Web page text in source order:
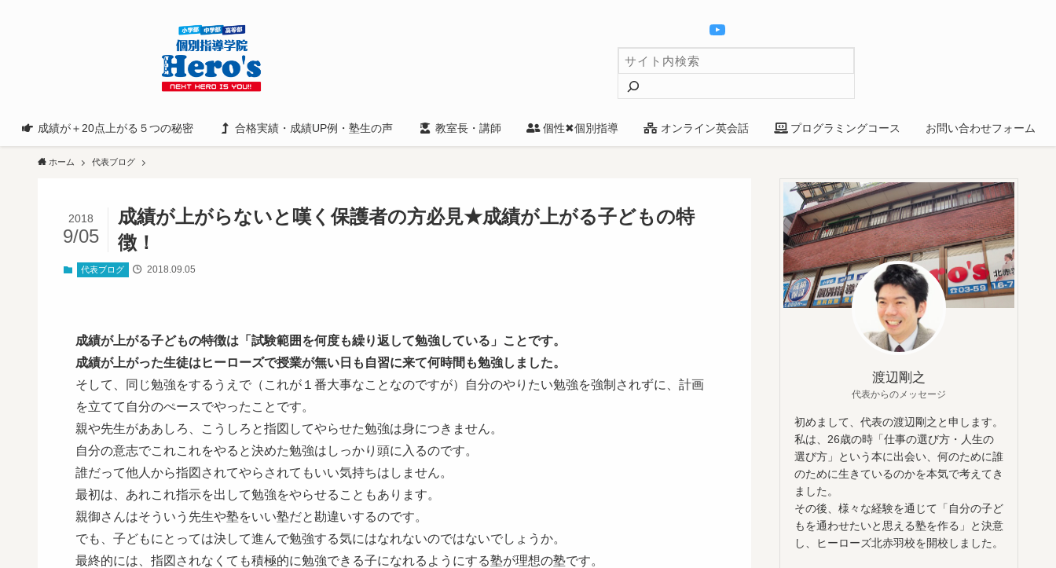
成績が＋20点上がる５つの秘密 合格実績・成績UP例・塾生の声 教室長・講師 個性✖個別指導 オンライン英会話 プログラミングコース お問い合わせフォーム
検
索
ホーム 代表ブログ
成績が上がらないと嘆く保護者の方必見★成績が上がる子どもの特
徴！
2018
9/05
代表ブログ 2018.09.05
成績が上がる子どもの特徴は「試験範囲を何度も繰り返して勉強している」ことです。
成績が上がった生徒はヒーローズで授業が無い日も自習に来て何時間も勉強しました。
そして、同じ勉強をするうえで（これが１番大事なことなのですが）自分のやりたい勉強を強制されずに、計画
を立てて自分のぺースでやったことです。
親や先生がああしろ、こうしろと指図してやらせた勉強は身につきません。
自分の意志でこれこれをやると決めた勉強はしっかり頭に入るのです。
誰だって他人から指図されてやらされてもいい気持ちはしません。
最初は、あれこれ指示を出して勉強をやらせることもあります。
親御さんはそういう先生や塾をいい塾だと勘違いするのです。
でも、子どもにとっては決して進んで勉強する気にはなれないのではないでしょうか。
最終的には、指図されなくても積極的に勉強できる子になれるようにする塾が理想の塾です。
渡辺剛之
代表からのメッセージ
初めまして、代表の渡辺剛之と申します。
私は、26歳の時「仕事の選び方・人生の
選び方」という本に出会い、何のために誰
のために生きているのかを本気で考えてき
ました。
その後、様々な経験を通じて「自分の子ど
もを通わせたいと思える塾を作る」と決意
し、ヒーローズ北赤羽校を開校しました。